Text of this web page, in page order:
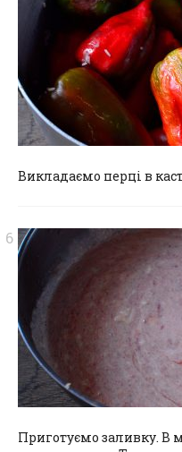
Викладаємо перці в
Приготуємо заливку. В